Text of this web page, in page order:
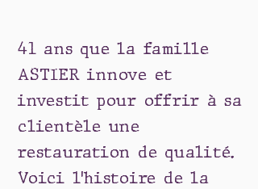
41 ans que la famille
ASTIER innove et
investit pour offrir à sa
clientèle une
restauration de qualité.
Voici l'histoire de la